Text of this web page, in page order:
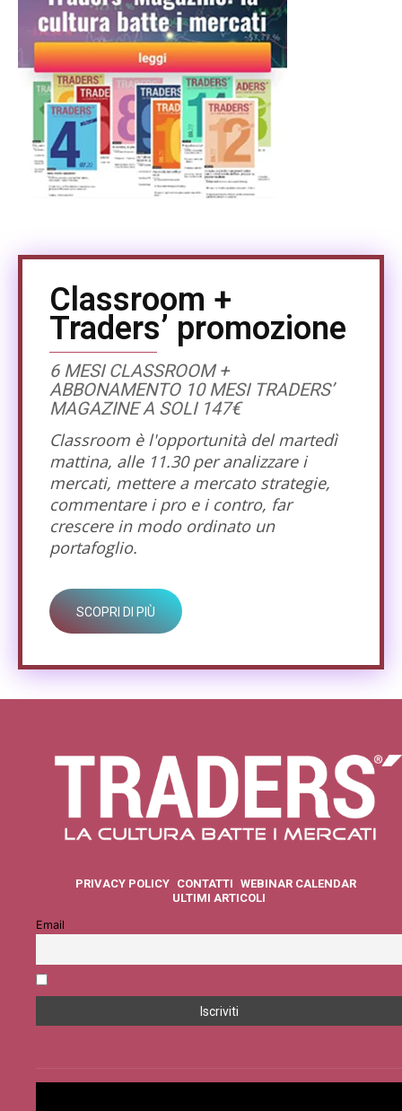
Classroom +
Traders’ promozione
6 MESI CLASSROOM +
ABBONAMENTO 10 MESI TRADERS’
MAGAZINE A SOLI 147€
Classroom è l'opportunità del martedì
mattina, alle 11.30 per analizzare i
mercati, mettere a mercato strategie,
commentare i pro e i contro, far
crescere in modo ordinato un
portafoglio.
SCOPRI DI PIÙ
PRIVACY POLICY CONTATTI WEBINAR CALENDAR
ULTIMI ARTICOLI
Email